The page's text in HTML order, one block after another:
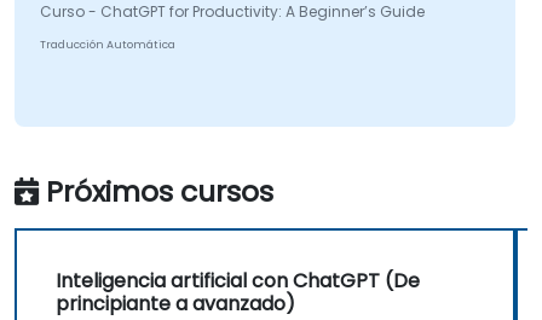
Curso - ChatGPT for Productivity: A Beginner’s Guide
Traducción Automática
Próximos cursos
Inteligencia artificial con ChatGPT (De
principiante a avanzado)